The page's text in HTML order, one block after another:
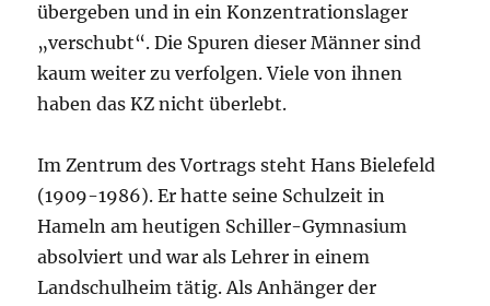
übergeben und in ein Konzentrationslager
„verschubt“. Die Spuren dieser Männer sind
kaum weiter zu verfolgen. Viele von ihnen
haben das KZ nicht überlebt.
Im Zentrum des Vortrags steht Hans Bielefeld
(1909-1986). Er hatte seine Schulzeit in
Hameln am heutigen Schiller-Gymnasium
absolviert und war als Lehrer in einem
Landschulheim tätig. Als Anhänger der